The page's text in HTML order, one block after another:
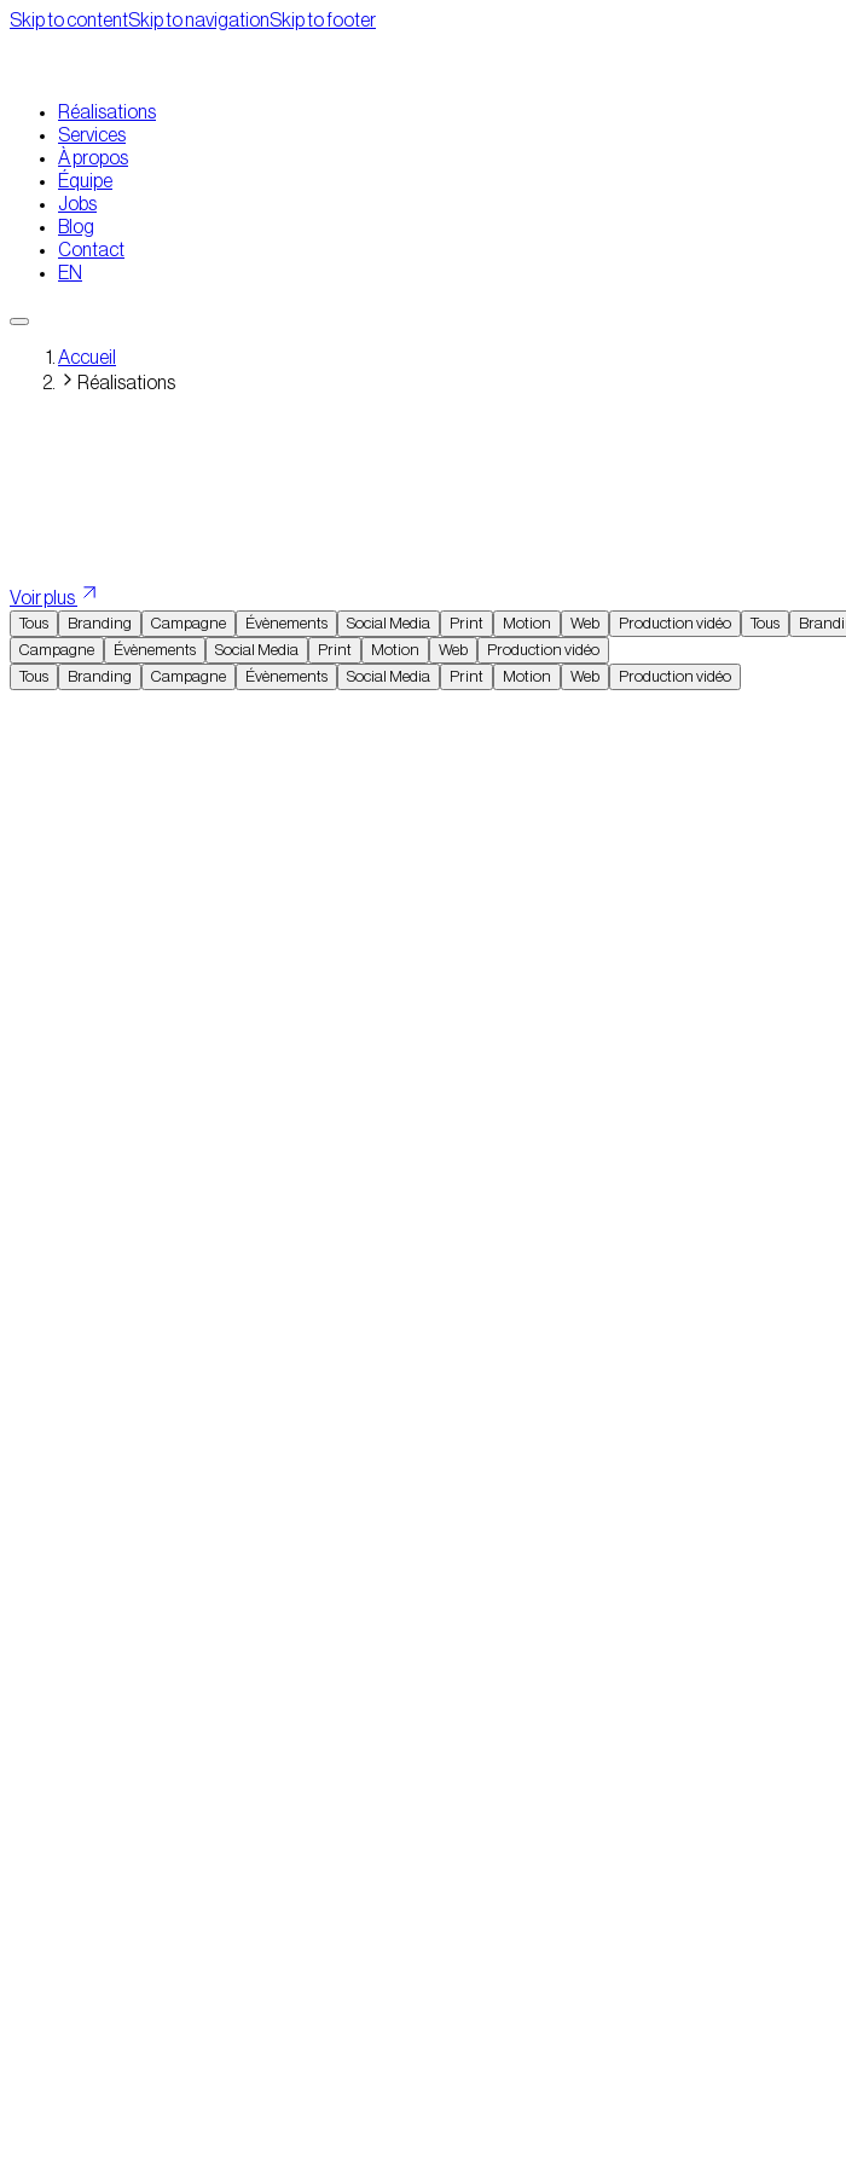
Skip to contentSkip to navigationSkip to footer
Réalisations
Services
À propos
Équipe
Jobs
Blog
Contact
EN
Accueil
Réalisations
Voir plus
Tous Branding Campagne Évènements Social Media Print Motion Web Production vidéo Tous
Campagne
Évènements Social Media Print Motion Web
Production vidéo
Tous
Branding Campagne Évènements Social Media Print Motion Web Production vidéo